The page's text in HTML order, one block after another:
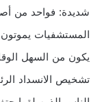
شديدة: فواحد من
المستشفيات
يكون من السهل
تشخيص الانسداد